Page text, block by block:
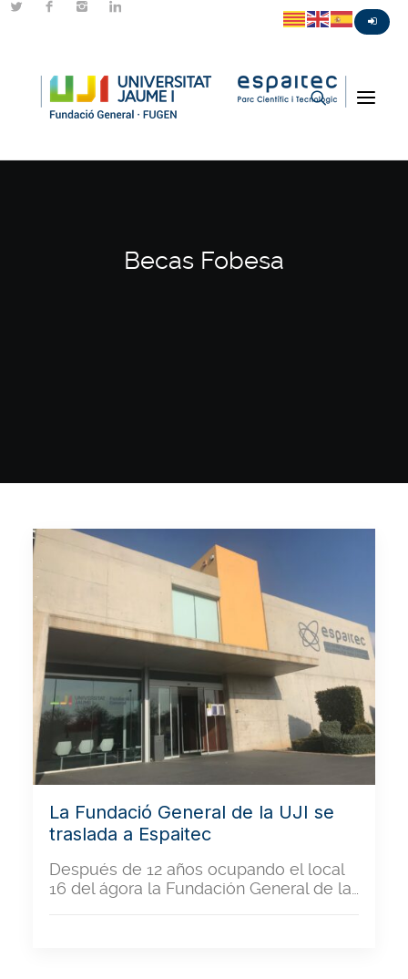
Becas Fobesa
La Fundació General de la UJI se
traslada a Espaitec
Después de 12 años ocupando el local
16 del ágora la Fundación General de la…